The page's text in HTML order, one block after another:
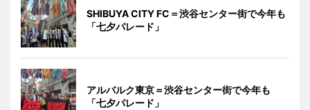
SHIBUYA CITY FC＝渋谷センター街で今年も
「七夕パレード」
アルバルク東京＝渋谷センター街で今年も
「七夕パレード」